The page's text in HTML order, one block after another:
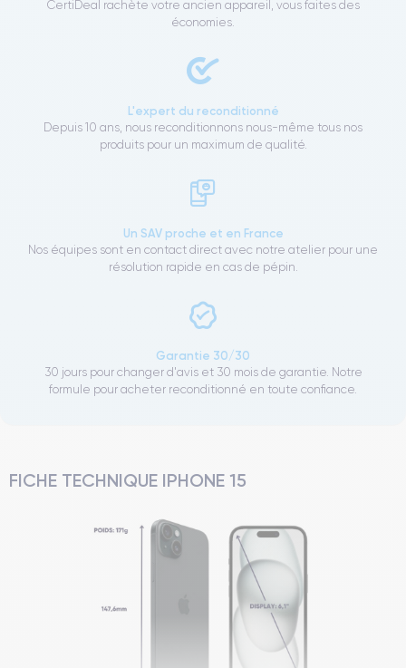
CertiDeal rachète votre ancien appareil, vous faites des
économies.
L'expert du reconditionné
Depuis 10 ans, nous reconditionnons nous-même tous nos
produits pour un maximum de qualité.
Un SAV proche et en France
Nos équipes sont en contact direct avec notre atelier pour une
résolution rapide en cas de pépin.
Garantie 30/30
30 jours pour changer d'avis et 30 mois de garantie. Notre
formule pour acheter reconditionné en toute confiance.
FICHE TECHNIQUE IPHONE 15